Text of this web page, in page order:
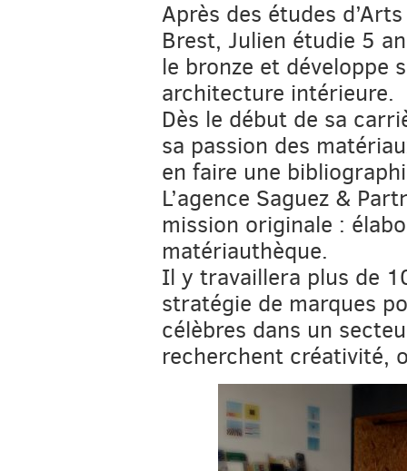
Après des études
Brest, Julien étudie 5
le bronze et développe
architecture intérieure.
Dès le début de sa
sa passion des
en faire une
L’agence Saguez &
mission originale :
matériauthèque.
Il y travaillera plus de
stratégie de marques
célèbres dans un
recherchent créativité,